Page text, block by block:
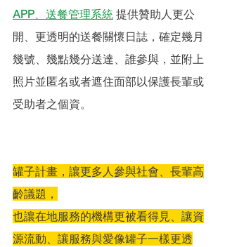
APP、送餐管理系統 提供贊助人更公
開、更透明的送餐關懷日誌，確定幾月
幾號、幾點幾分送達、誰參與，並附上
照片並匿名或者遮住面部以保護長輩或
受助者之個資。
罐子計畫，讓更多人參與社會、長輩高
齡議題，
也讓在地服務的機構更被看得見、讓資
源流動、讓服務與愛像罐子一樣更透